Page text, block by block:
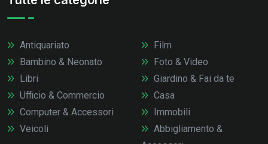
Antiquariato
Bambino & Neonato
Libri
Ufficio & Commercio
Computer & Accessori
Veicoli
Film
Foto & Video
Giardino & Fai da te
Casa
Immobili
Abbigliamento &